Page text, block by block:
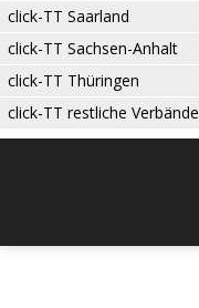
click-TT Saarland
click-TT Sachsen-Anhalt
click-TT Thüringen
click-TT restliche Verbände